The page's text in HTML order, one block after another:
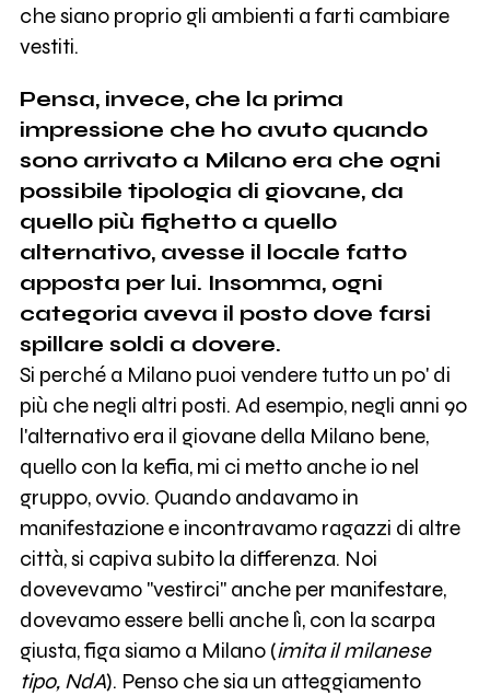
che siano proprio gli ambienti a farti cambiare
vestiti.
Pensa, invece, che la prima
impressione che ho avuto quando
sono arrivato a Milano era che ogni
possibile tipologia di giovane, da
quello più fighetto a quello
alternativo, avesse il locale fatto
apposta per lui. Insomma, ogni
categoria aveva il posto dove farsi
spillare soldi a dovere.
Si perché a Milano puoi vendere tutto un po' di
più che negli altri posti. Ad esempio, negli anni 90
l'alternativo era il giovane della Milano bene,
quello con la kefia, mi ci metto anche io nel
gruppo, ovvio. Quando andavamo in
manifestazione e incontravamo ragazzi di altre
città, si capiva subito la differenza. Noi
dovevevamo "vestirci" anche per manifestare,
dovevamo essere belli anche lì, con la scarpa
giusta, figa siamo a Milano (imita il milanese
tipo, NdA). Penso che sia un atteggiamento